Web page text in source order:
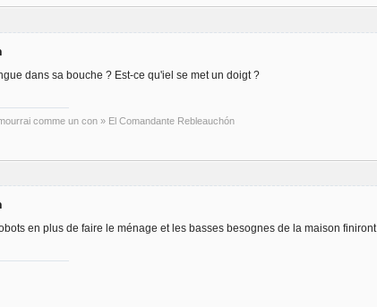
dans sa bouche ? Est-ce qu'iel se met un doigt ?
comme un con » El Comandante Rebleauchón
en plus de faire le ménage et les basses besognes de la maison